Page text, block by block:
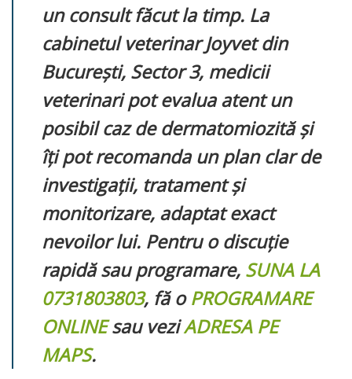
un consult făcut la timp. La
cabinetul veterinar Joyvet din
București, Sector 3, medicii
veterinari pot evalua atent un
posibil caz de dermatomiozită și
îți pot recomanda un plan clar de
investigații, tratament și
monitorizare, adaptat exact
nevoilor lui. Pentru o discuție
rapidă sau programare, SUNA LA
0731803803, fă oPROGRAMARE
ONLINEsau veziADRESA PE
MAPS.